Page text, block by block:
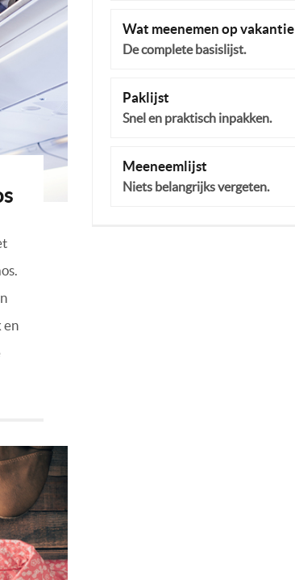
en
Wat meenemen op vakantie
De complete basislijst.
Paklijst
Snel en praktisch inpakken.
Meeneemlijst
Niets belangrijks vergeten.